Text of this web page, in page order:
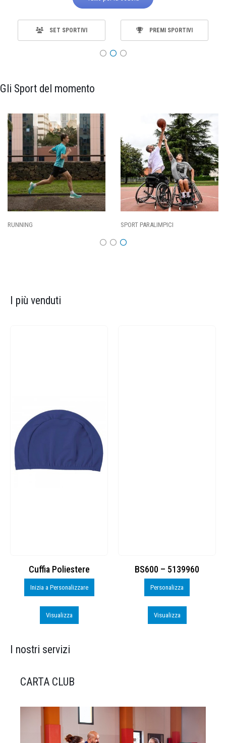
SET SPORTIVI PREMI SPORTIVI
Gli Sport del momento
SPORT PARALIMPICI
I più venduti
Cuffia Poliestere
Inizia a Personalizzare
Visualizza
BS600 – 5139960
Personalizza
Visualizza
I nostri servizi
CARTA CLUB